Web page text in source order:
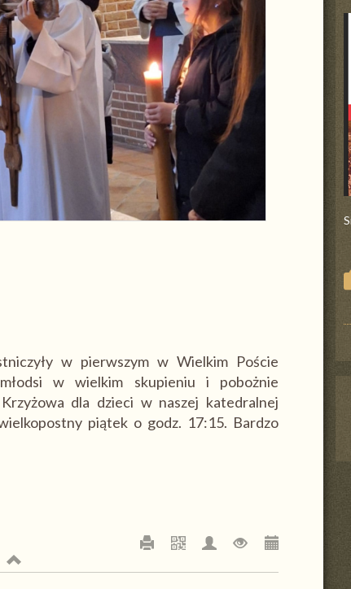
w pierwszym w Wielkim Poście
w wielkim skupieniu i pobożnie
dla dzieci w naszej katedralnej
piątek o godz. 17:15. Bardzo